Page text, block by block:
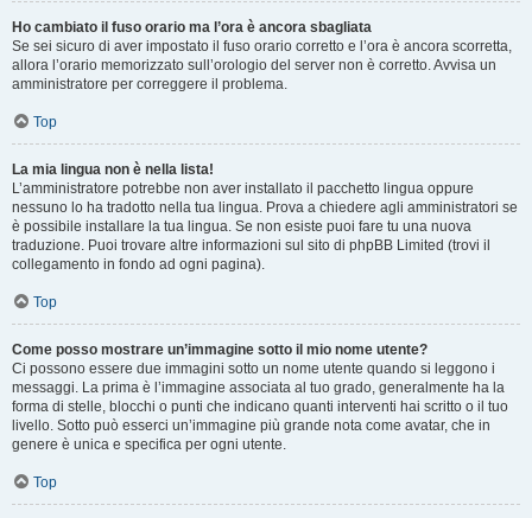
Ho cambiato il fuso orario ma l’ora è ancora sbagliata
Se sei sicuro di aver impostato il fuso orario corretto e l’ora è ancora scorretta,
allora l’orario memorizzato sull’orologio del server non è corretto. Avvisa un
amministratore per correggere il problema.
Top
La mia lingua non è nella lista!
L’amministratore potrebbe non aver installato il pacchetto lingua oppure
nessuno lo ha tradotto nella tua lingua. Prova a chiedere agli amministratori se
è possibile installare la tua lingua. Se non esiste puoi fare tu una nuova
traduzione. Puoi trovare altre informazioni sul sito di phpBB Limited (trovi il
collegamento in fondo ad ogni pagina).
Top
Come posso mostrare un’immagine sotto il mio nome utente?
Ci possono essere due immagini sotto un nome utente quando si leggono i
messaggi. La prima è l’immagine associata al tuo grado, generalmente ha la
forma di stelle, blocchi o punti che indicano quanti interventi hai scritto o il tuo
livello. Sotto può esserci un’immagine più grande nota come avatar, che in
genere è unica e specifica per ogni utente.
Top